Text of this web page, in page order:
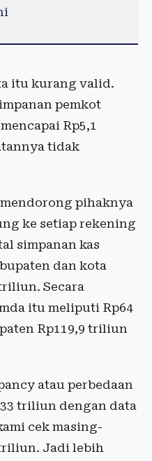
itu kurang valid.
pemkot
Rp5,1
tidak
pihaknya
ke setiap rekening
simpanan kas
dan kota
Secara
itu meliputi Rp64
Rp119,9 triliun
atau perbedaan
triliun dengan data
cek masing-
Jadi lebih